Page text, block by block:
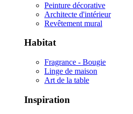
Peinture décorative
Architecte d'intérieur
Revêtement mural
Habitat
Fragrance - Bougie
Linge de maison
Art de la table
Inspiration